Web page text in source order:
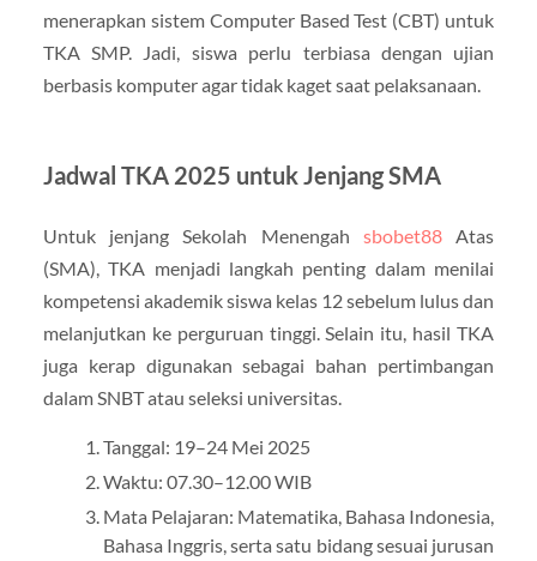
menerapkan sistem Computer Based Test (CBT) untuk
TKA SMP. Jadi, siswa perlu terbiasa dengan ujian
berbasis komputer agar tidak kaget saat pelaksanaan.
Jadwal TKA 2025 untuk Jenjang SMA
Untuk jenjang Sekolah Menengah sbobet88Atas
(SMA), TKA menjadi langkah penting dalam menilai
kompetensi akademik siswa kelas 12 sebelum lulus dan
melanjutkan ke perguruan tinggi. Selain itu, hasil TKA
juga kerap digunakan sebagai bahan pertimbangan
dalam SNBT atau seleksi universitas.
Tanggal: 19–24 Mei 2025
Waktu: 07.30–12.00 WIB
Mata Pelajaran: Matematika, Bahasa Indonesia,
Bahasa Inggris, serta satu bidang sesuai jurusan